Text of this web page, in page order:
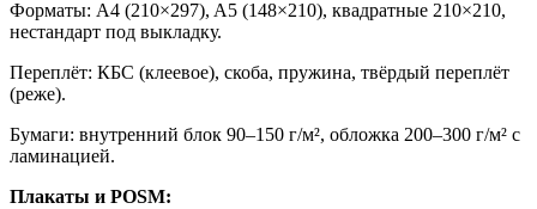
Форматы: A4 (210×297), A5 (148×210), квадратные 210×210,
нестандарт под выкладку.
Переплёт: КБС (клеевое), скоба, пружина, твёрдый переплёт
(реже).
Бумаги: внутренний блок 90–150 г/м², обложка 200–300 г/м² с
ламинацией.
Плакаты и POSM: